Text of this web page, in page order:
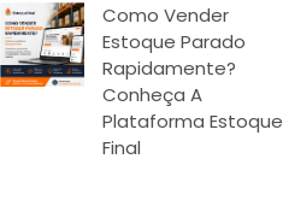
Como Vender
Estoque Parado
Rapidamente?
Conheça A
Plataforma Estoque
Final